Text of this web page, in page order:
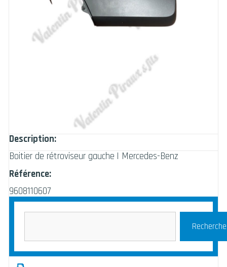
Description:
Boitier de rétroviseur gauche | Mercedes-Benz
Référence:
9608110607